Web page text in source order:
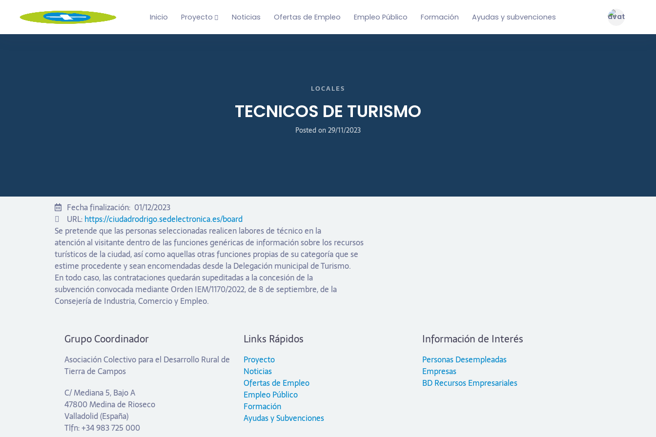
Inicio Proyecto Noticias Ofertas de Empleo Empleo Público Formación Ayudas y subvenciones
LOCALES
TECNICOS DE TURISMO
Posted on29/11/2023
Fecha finalización: 01/12/2023
URL:https://ciudadrodrigo.sedelectronica.es/board
Se pretende que las personas seleccionadas realicen labores de técnico en la
atención al visitante dentro de las funciones genéricas de información sobre los recursos
turísticos de la ciudad, así como aquellas otras funciones propias de su categoría que se
estime procedente y sean encomendadas desde la Delegación municipal de Turismo.
En todo caso, las contrataciones quedarán supeditadas a la concesión de la
subvención convocada mediante Orden IEM/1170/2022, de 8 de septiembre, de la
Consejería de Industria, Comercio y Empleo.
Grupo Coordinador
Asociación Colectivo para el Desarrollo Rural de
Tierra de Campos
C/ Mediana 5, Bajo A
47800 Medina de Rioseco
Valladolid (España)
Tlfn: +34 983 725 000
Links Rápidos
Proyecto
Noticias
Ofertas de Empleo
Empleo Público
Formación
Ayudas y Subvenciones
Información de Interés
Personas Desempleadas
Empresas
BD Recursos Empresariales